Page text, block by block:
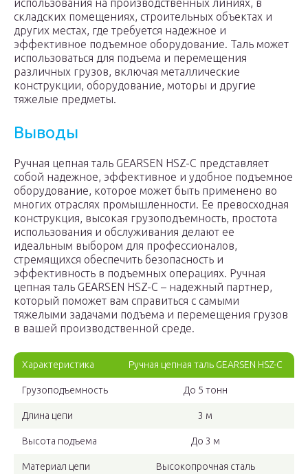
использования на производственных линиях, в
складских помещениях, строительных объектах и
других местах, где требуется надежное и
эффективное подъемное оборудование. Таль может
использоваться для подъема и перемещения
различных грузов, включая металлические
конструкции, оборудование, моторы и другие
тяжелые предметы.
Выводы
Ручная цепная таль GEARSEN HSZ-C представляет
собой надежное, эффективное и удобное подъемное
оборудование, которое может быть применено во
многих отраслях промышленности. Ее превосходная
конструкция, высокая грузоподъемность, простота
использования и обслуживания делают ее
идеальным выбором для профессионалов,
стремящихся обеспечить безопасность и
эффективность в подъемных операциях. Ручная
цепная таль GEARSEN HSZ-C – надежный партнер,
который поможет вам справиться с самыми
тяжелыми задачами подъема и перемещения грузов
в вашей производственной среде.
Характеристика Ручная цепная таль GEARSEN HSZ-C
Грузоподъемность До 5 тонн
Длина цепи 3 м
Высота подъема До 3 м
Материал цепи Высокопрочная сталь